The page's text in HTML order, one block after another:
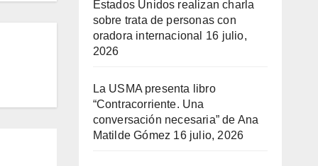
Estados Unidos realizan charla
sobre trata de personas con
oradora internacional
16 julio,
2026
La USMA presenta libro
“Contracorriente. Una
conversación necesaria” de Ana
Matilde Gómez 16 julio, 2026